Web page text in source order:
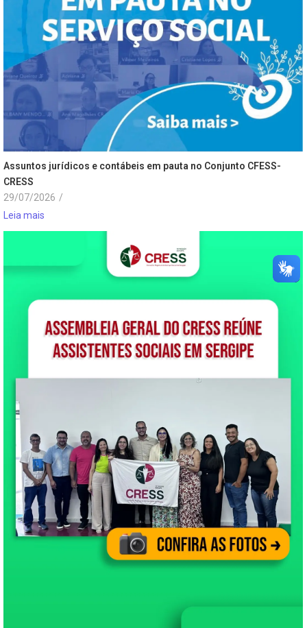
Assuntos jurídicos e contábeis em pauta no Conjunto CFESS-
CRESS
29/07/2026 /
Leia mais